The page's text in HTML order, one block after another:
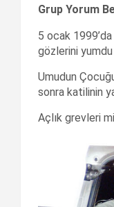
Grup Yorum
5 ocak
gözlerini
Umudun
sonra katilinin
Açlık grevleri